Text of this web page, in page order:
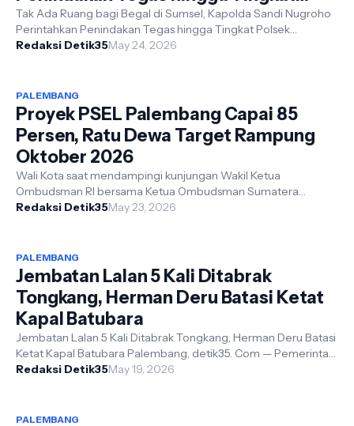
Polsek
Tak Ada Ruang bagi Begal di Sumsel, Kapolda Sandi Nugroho
Perintahkan Penindakan Tegas hingga Tingkat Polsek
Palembang,detik35.com.- Kepoli...
Redaksi Detik35May 24, 2026
PALEMBANG
Proyek PSEL Palembang Capai 85
Persen, Ratu Dewa Target Rampung
Oktober 2026
Wali Kota saat mendampingi kunjungan Wakil Ketua
Ombudsman RI bersama Ketua Ombudsman Sumatera
Selatan Palembang,detik35.Com.- Pembangunan...
Redaksi Detik35May 23, 2026
PALEMBANG
Jembatan Lalan 5 Kali Ditabrak
Tongkang, Herman Deru Batasi Ketat
Kapal Batubara
Jembatan Lalan 5 Kali Ditabrak Tongkang, Herman Deru Batasi
Ketat Kapal Batubara Palembang, detik35. Com — Pemerintah
Provinsi Sumatera Sela...
Redaksi Detik35May 19, 2026
PALEMBANG